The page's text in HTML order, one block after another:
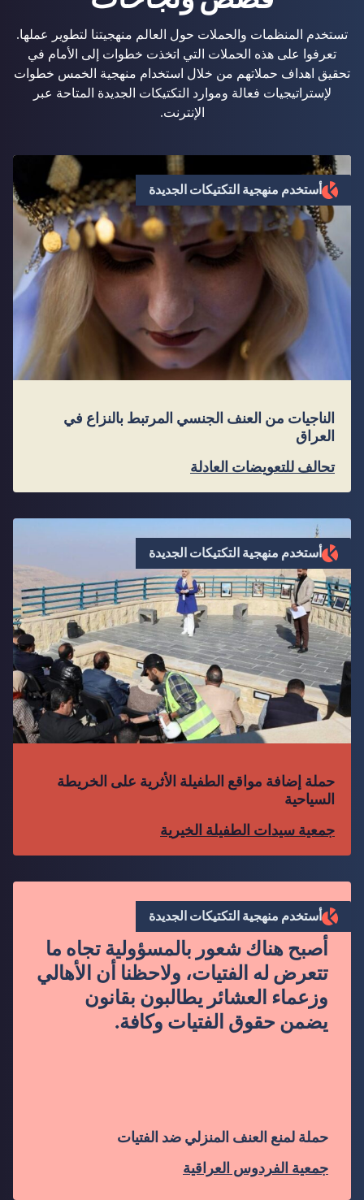
تستخدم المنظمات والحملات حول العالم منهجيتنا لتطوير عملها.
تعرفوا على هذه الحملات التي اتخذت خطوات إلى الأمام في
تحقيق اهداف حملاتهم من خلال استخدام منهجية الخمس خطوات
لإستراتيجيات فعالة وموارد التكتيكات الجديدة المتاحة عبر
الإنترنت.
الناجيات من العنف الجنسي المرتبط بالنزاع في
العراق
تحالف للتعويضات العادلة
أستخدم منهجية التكتيكات الجديدة
حملة إضافة مواقع الطفيلة الأثرية على الخريطة
السياحية
جمعية سيدات الطفيلة الخيرية
أستخدم منهجية التكتيكات الجديدة
”
أصبح هناك شعور بالمسؤولية تجاه ما
تتعرض له الفتيات، ولاحظنا أن الأهالي
وزعماء العشائر يطالبون بقانون
يضمن حقوق الفتيات وكافة.
حملة لمنع العنف المنزلي ضد الفتيات
جمعية الفردوس العراقية
أستخدم منهجية التكتيكات الجديدة